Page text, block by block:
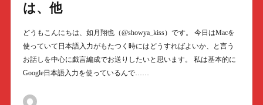
は、他
どうもこんにちは、如月翔也（@showya_kiss）です。 今日はMacを
使っていて日本語入力がもたつく時にはどうすればよいか、と言う
お話しを中心に戯言編成でお送りしたいと思います。 私は基本的に
Google日本語入力を使っているんで……